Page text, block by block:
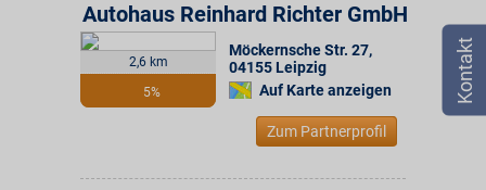
☎ 0800 - 279 25 82
2,6 km
5%
Autohaus Reinhard Richter GmbH
Möckernsche Str. 27,
04155 Leipzig
Auf Karte anzeigen
Zum Partnerprofil